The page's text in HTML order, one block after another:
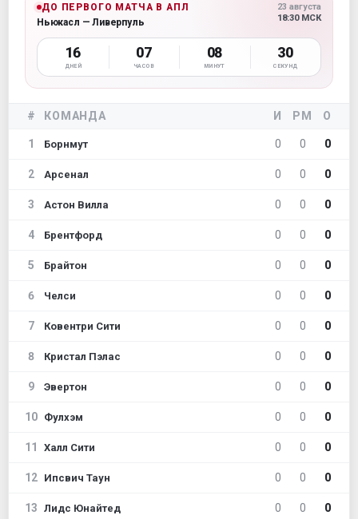
ДО ПЕРВОГО МАТЧА В АПЛ
Ньюкасл — Ливерпуль
23 августа
18:30 МСК
16
ДНЕЙ
07
ЧАСОВ
08
МИНУТ
29
СЕКУНД
# КОМАНДА И РМ О
1 Борнмут 0 0 0
2 Арсенал 0 0 0
3 Астон Вилла 0 0 0
4 Брентфорд 0 0 0
5 Брайтон 0 0 0
6 Челси 0 0 0
7 Ковентри Сити 0 0 0
8 Кристал Пэлас 0 0 0
9 Эвертон 0 0 0
10 Фулхэм 0 0 0
11 Халл Сити 0 0 0
12 Ипсвич Таун 0 0 0
13 Лидс Юнайтед 0 0 0